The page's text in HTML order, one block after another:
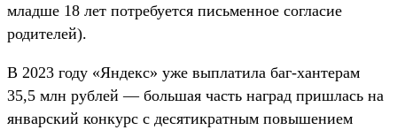
младше 18 лет потребуется письменное согласие
родителей).
В 2023 году «Яндекс» уже выплатила баг-хантерам
35,5 млн рублей — большая часть наград пришлась на
январский конкурс с десятикратным повышением